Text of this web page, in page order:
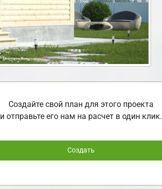
Создайте свой план для этого проекта
и отправьте его нам на расчет в один клик.
Создать